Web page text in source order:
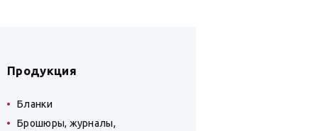
Продукция
Бланки
Брошюры, журналы,